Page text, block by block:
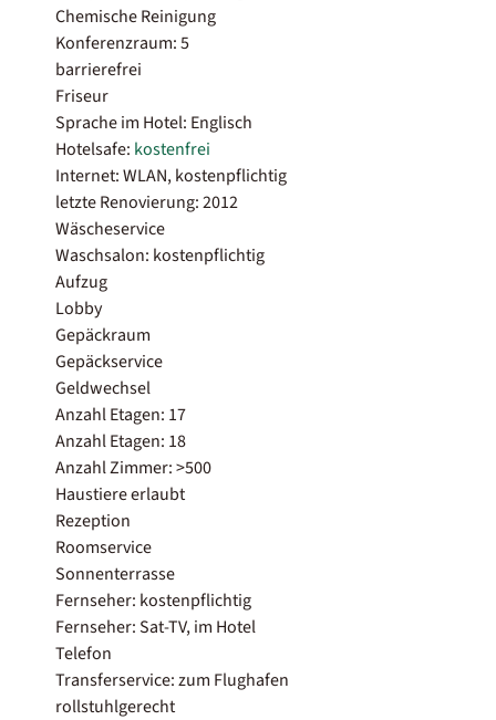
Chemische Reinigung
Konferenzraum: 5
barrierefrei
Friseur
Sprache im Hotel: Englisch
Hotelsafe: kostenfrei
Internet: WLAN, kostenpflichtig
letzte Renovierung: 2012
Wäscheservice
Waschsalon: kostenpflichtig
Aufzug
Lobby
Gepäckraum
Gepäckservice
Geldwechsel
Anzahl Etagen: 17
Anzahl Etagen: 18
Anzahl Zimmer: >500
Haustiere erlaubt
Rezeption
Roomservice
Sonnenterrasse
Fernseher: kostenpflichtig
Fernseher: Sat-TV, im Hotel
Telefon
Transferservice: zum Flughafen
rollstuhlgerecht